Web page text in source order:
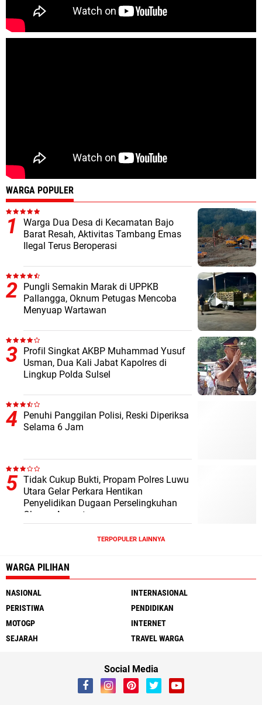
WARGA POPULER
Warga Dua Desa di Kecamatan Bajo
Barat Resah, Aktivitas Tambang Emas
Ilegal Terus Beroperasi
Pungli Semakin Marak di UPPKB
Pallangga, Oknum Petugas Mencoba
Menyuap Wartawan
Profil Singkat AKBP Muhammad Yusuf
Usman, Dua Kali Jabat Kapolres di
Lingkup Polda Sulsel
Penuhi Panggilan Polisi, Reski Diperiksa
Selama 6 Jam
Tidak Cukup Bukti, Propam Polres Luwu
Utara Gelar Perkara Hentikan
Penyelidikan Dugaan Perselingkuhan
Oknum Anggota
TERPOPULER LAINNYA
WARGA PILIHAN
NASIONAL
INTERNASIONAL
PERISTIWA
PENDIDIKAN
MOTOGP
INTERNET
SEJARAH
TRAVEL WARGA
Social Media